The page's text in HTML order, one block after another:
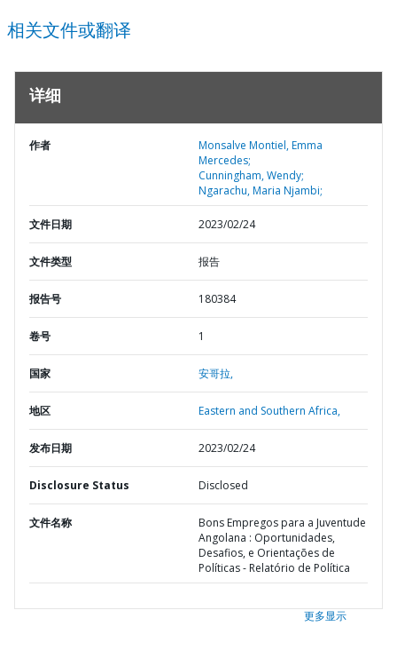
相关文件或翻译
详细
作者
Monsalve Montiel, Emma
Mercedes;
Cunningham, Wendy;
Ngarachu, Maria Njambi;
文件日期 2023/02/24
文件类型 报告
报告号 180384
卷号 1
国家 安哥拉,
地区 Eastern and Southern Africa,
发布日期 2023/02/24
Disclosure Status Disclosed
文件名称
Bons Empregos para a Juventude
Angolana : Oportunidades,
Desafios, e Orientações de
Políticas - Relatório de Política
更多显示